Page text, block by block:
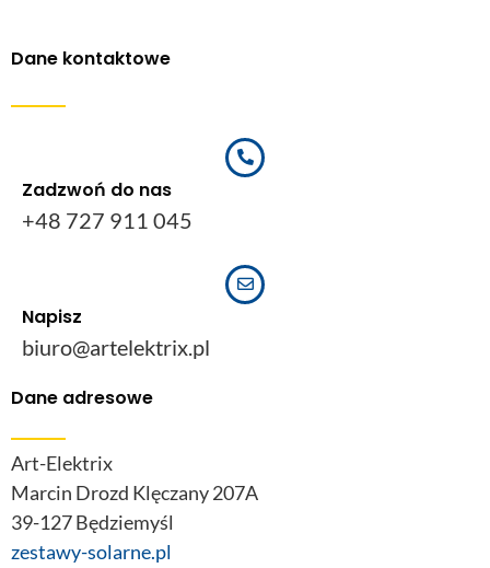
Dane kontaktowe
Zadzwoń do nas
+48 727 911 045
Napisz
biuro@artelektrix.pl
Dane adresowe
Art-Elektrix
Marcin Drozd Klęczany 207A
39-127 Będziemyśl
zestawy-solarne.pl